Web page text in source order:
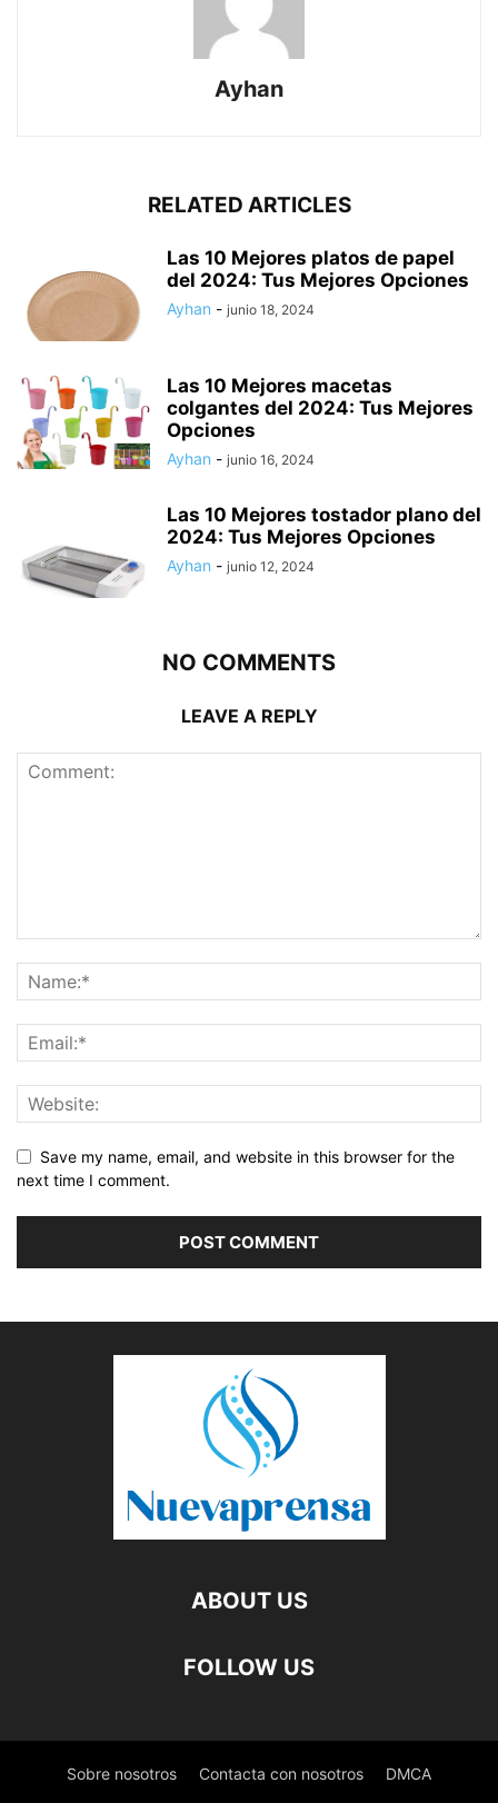
Ayhan
RELATED ARTICLES
Las 10 Mejores platos de papel
del 2024: Tus Mejores Opciones
Ayhan - junio 18, 2024
Las 10 Mejores macetas
colgantes del 2024: Tus Mejores
Opciones
Ayhan - junio 16, 2024
Las 10 Mejores tostador plano del
2024: Tus Mejores Opciones
Ayhan - junio 12, 2024
NO COMMENTS
LEAVE A REPLY
Save my name, email, and website in this browser for the
next time I comment.
ABOUT US
FOLLOW US
Sobre nosotros Contacta con nosotros DMCA